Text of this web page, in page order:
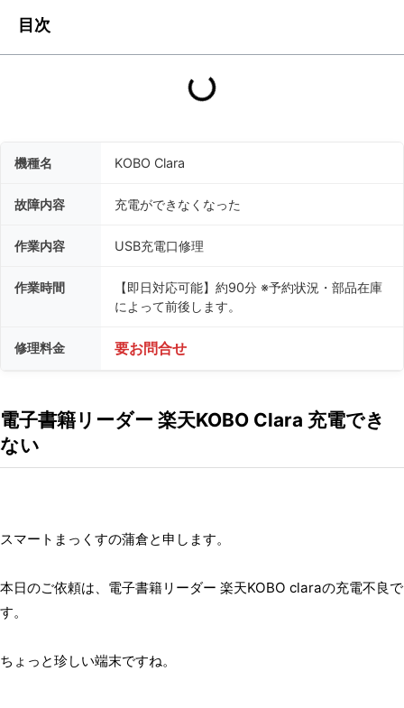
目次
機種名 KOBO Clara
故障内容 充電ができなくなった
作業内容 USB充電口修理
作業時間
【即日対応可能】約90分 ※予約状況・部品在庫
によって前後します。
修理料金 要お問合せ
電子書籍リーダー 楽天KOBO Clara 充電でき
ない
スマートまっくすの蒲倉と申します。
本日のご依頼は、電子書籍リーダー 楽天KOBO claraの充電不良で
す。
ちょっと珍しい端末ですね。